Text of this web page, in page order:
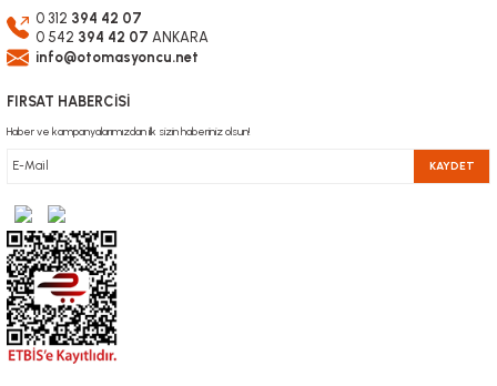
0 312 394 42 07
0 542 394 42 07 ANKARA
info@otomasyoncu.net
FIRSAT HABERCİSİ
Haber ve kampanyalarımızdan ilk sizin haberiniz olsun!
KAYDET